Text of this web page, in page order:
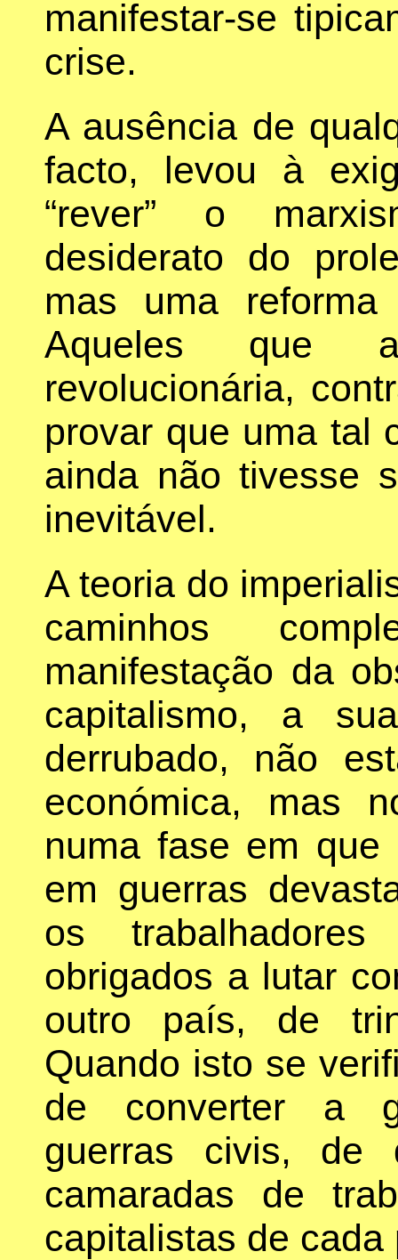
manifestar-se
crise.
A ausência de
facto, levou à
“rever” o
desiderato do
mas uma
Aqueles que
revolucionária,
provar que uma tal
ainda não tivesse
inevitável.
A teoria do
caminhos
manifestação da
capitalismo, a
derrubado, não
económica, mas
numa fase em que
em guerras
os
obrigados a lutar
outro país, de
Quando isto se
de converter a
guerras civis, de
camaradas de
capitalistas de cada